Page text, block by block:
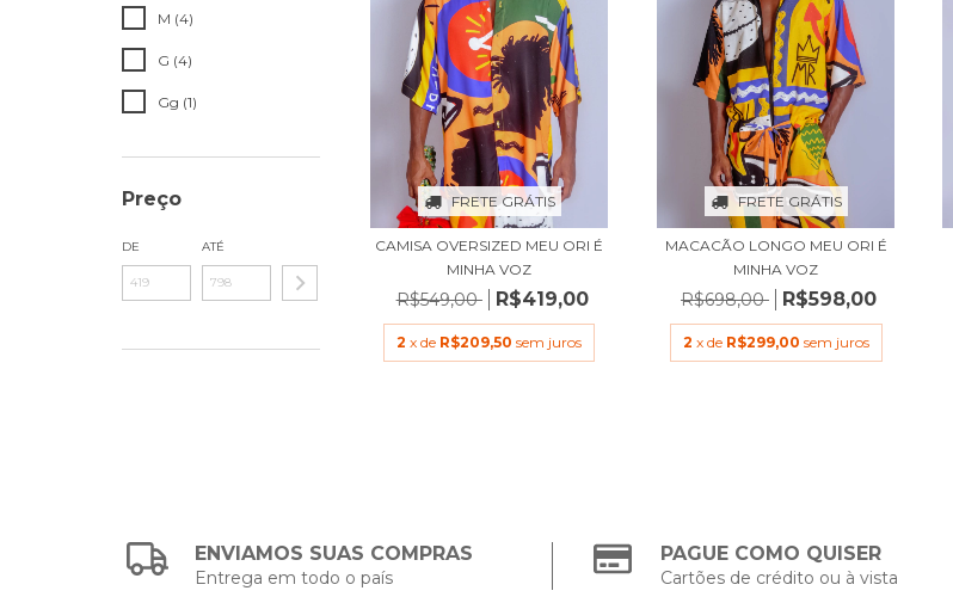
M (4)
G (4)
Gg (1)
Preço
DE ATÉ
FRETE GRÁTIS
CAMISA OVERSIZED MEU ORI É
MINHA VOZ
R$549,00 R$419,00
2 x de R$209,50 sem juros
FRETE GRÁTIS
MACACÃO LONGO MEU ORI É
MINHA VOZ
R$698,00 R$598,00
2 x de R$299,00 sem juros
ENVIAMOS SUAS COMPRAS
Entrega em todo o país
PAGUE COMO QUISER
Cartões de crédito ou à vista